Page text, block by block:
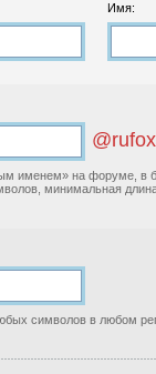
Имя:
именем» на форуме, в
минимальная
символов в любом